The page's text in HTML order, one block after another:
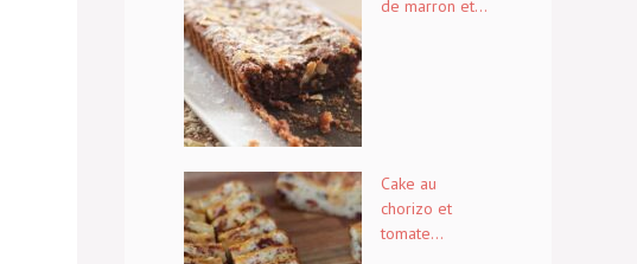
de marron et...
Cake au
chorizo et
tomate...